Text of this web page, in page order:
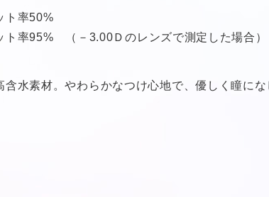
率50%
率95% （－3.00Ｄのレンズで測定した場合）
水素材。やわらかなつけ心地で、優しく瞳にな